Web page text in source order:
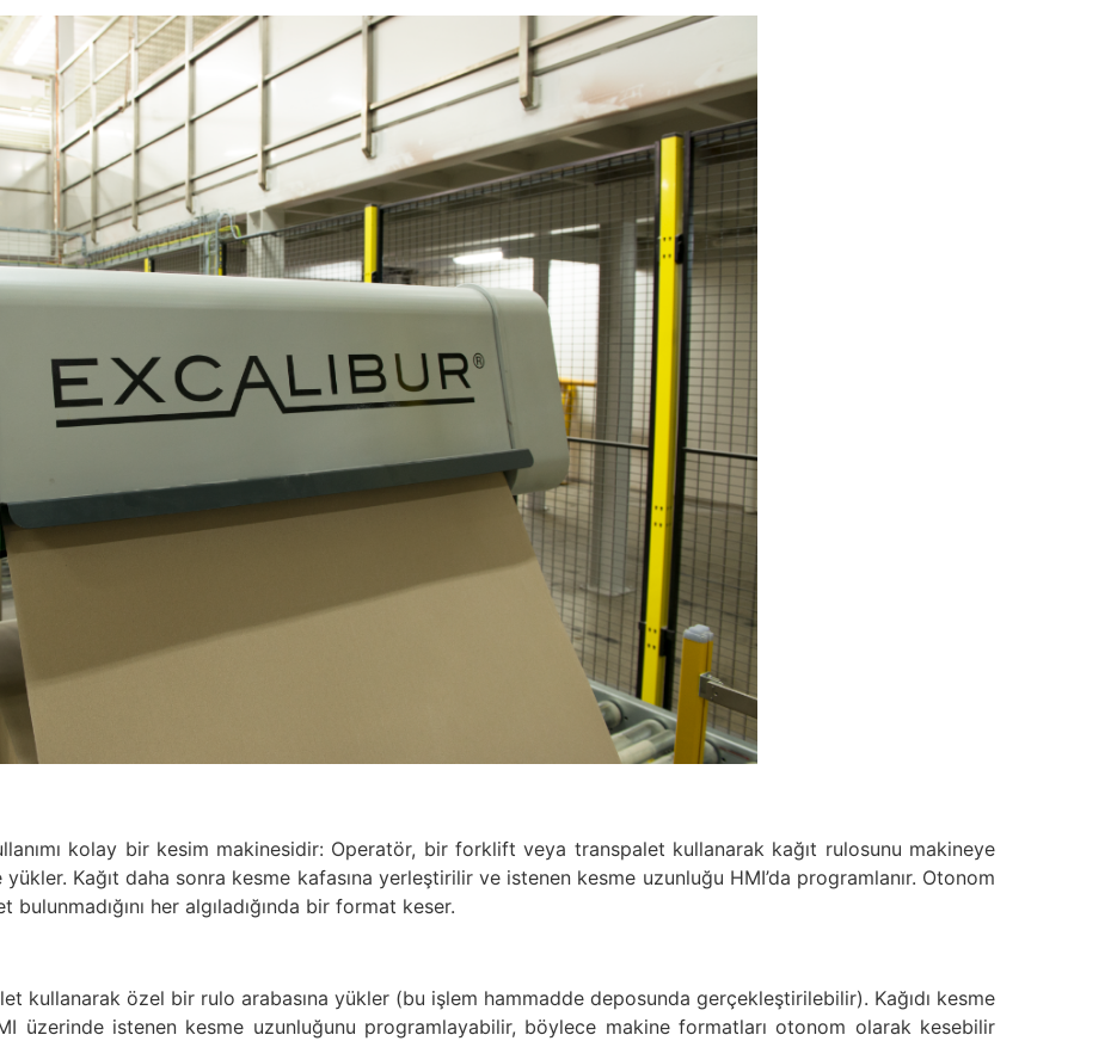
kolay bir kesim makinesidir: Operatör, bir forklift veya transpalet kullanarak kağıt rulosunu makineye
yükler. Kağıt daha sonra kesme kafasına yerleştirilir ve istenen kesme uzunluğu HMI’da programlanır. Otonom
her algıladığında bir format keser.
kullanarak özel bir rulo arabasına yükler (bu işlem hammadde deposunda gerçekleştirilebilir). Kağıdı kesme
üzerinde istenen kesme uzunluğunu programlayabilir, böylece makine formatları otonom olarak kesebilir